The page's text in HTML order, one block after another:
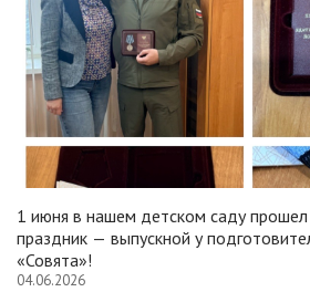
1 июня в нашем детском саду
праздник — выпускной у
«Совята»!
04.06.2026